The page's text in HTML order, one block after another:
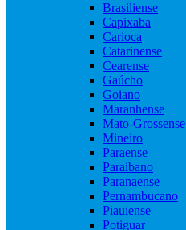
Brasiliense
Capixaba
Carioca
Catarinense
Cearense
Gaúcho
Goiano
Maranhense
Mato-Grossense
Mineiro
Paraense
Paraibano
Paranaense
Pernambucano
Piauiense
Potiguar